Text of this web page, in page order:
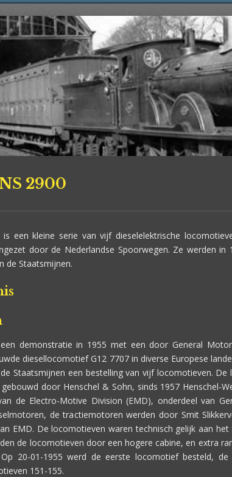
2900
is een kleine serie van vijf dieselelektrische
door de Nederlandse Spoorwegen. Ze werden in
de Staatsmijnen.
demonstratie in 1955 met een door General
diesellocomotief G12 7707 in diverse Europese
Staatsmijnen een bestelling van vijf locomotieven. De
door Henschel & Sohn, sinds 1957 Henschel-
de Electro-Motive Division (EMD), onderdeel van
de tractiemotoren werden door Smit
EMD. De locomotieven waren technisch gelijk aan het
de locomotieven door een hogere cabine, en extra
20-01-1955 werd de eerste locomotief besteld, de
151-155.